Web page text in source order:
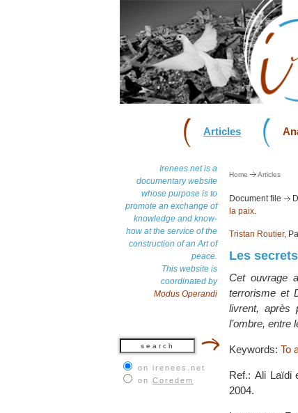
Articles
Irenees.net is a
documentary website
whose purpose is to
promote an exchange of
knowledge and know-
how at the service of the
construction of an Art of
peace.
This website is
coordinated by
Modus Operandi
on irenees.net
on Coredem
Home Articles
Document file
la paix.
Tristan Routier,
Les
Cet ouvrage
terrorisme et
livrent, après
l’ombre, entre
Keywords: To
Ref.: Ali Laïdi
2004.